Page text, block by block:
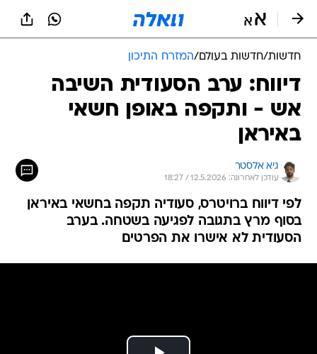
חדשות/חדשות בעולם/המזרח התיכון
דיווח: ערב הסעודית השיבה
אש - ותקפה באופן חשאי
באיראן
גיא אלסטר
עודכן לאחרונה: 12.5.2026 / 18:27
לפי דיווח ברויטרס, סעודיה תקפה בחשאי באיראן
בסוף מרץ בתגובה לפגיעה בשטחה. בערב
הסעודית לא אישרו את הפרטים